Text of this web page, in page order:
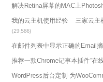
解决Retina屏幕的MAC上
我的云主机使用经验 – 三家云
(29,586)
在邮件列表中显示正确的Email
推荐一款Chrome记事本插件“在
WordPress后台定制-为